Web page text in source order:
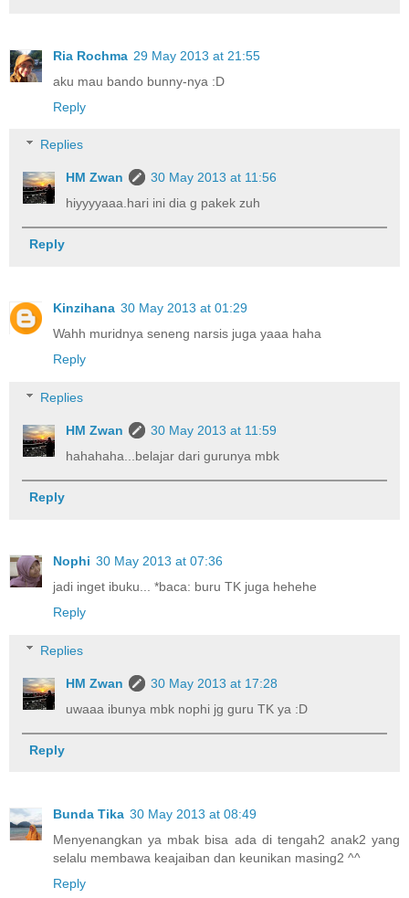
Ria Rochma 29 May 2013 at 21:55
aku mau bando bunny-nya :D
Reply
Replies
HM Zwan
30 May 2013 at 11:56
hiyyyyaaa.hari ini dia g pakek zuh
Reply
Kinzihana 30 May 2013 at 01:29
Wahh muridnya seneng narsis juga yaaa haha
Reply
Replies
HM Zwan
30 May 2013 at 11:59
hahahaha...belajar dari gurunya mbk
Reply
Nophi 30 May 2013 at 07:36
jadi inget ibuku... *baca: buru TK juga hehehe
Reply
Replies
HM Zwan
30 May 2013 at 17:28
uwaaa ibunya mbk nophi jg guru TK ya :D
Reply
Bunda Tika 30 May 2013 at 08:49
Menyenangkan ya mbak bisa ada di tengah2 anak2 yang
selalu membawa keajaiban dan keunikan masing2 ^^
Reply